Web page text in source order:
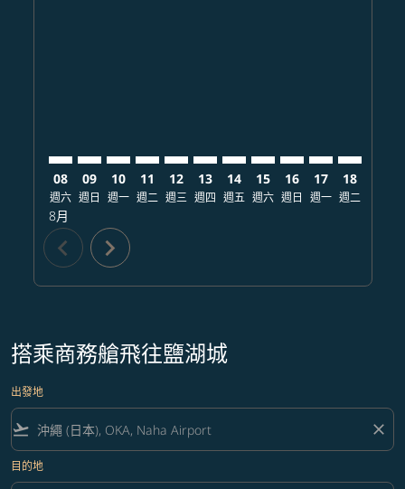
08
週六
8月
09
週日
10
週一
11
週二
12
週三
13
週四
14
週五
15
週六
16
週日
17
週一
18
週二
chevron_left chevron_right
搭乘商務艙飛往鹽湖城
出發地
flight_takeoff close
目的地